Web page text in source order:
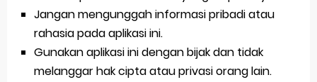
Jangan mengunggah informasi pribadi atau
rahasia pada aplikasi ini.
Gunakan aplikasi ini dengan bijak dan tidak
melanggar hak cipta atau privasi orang lain.